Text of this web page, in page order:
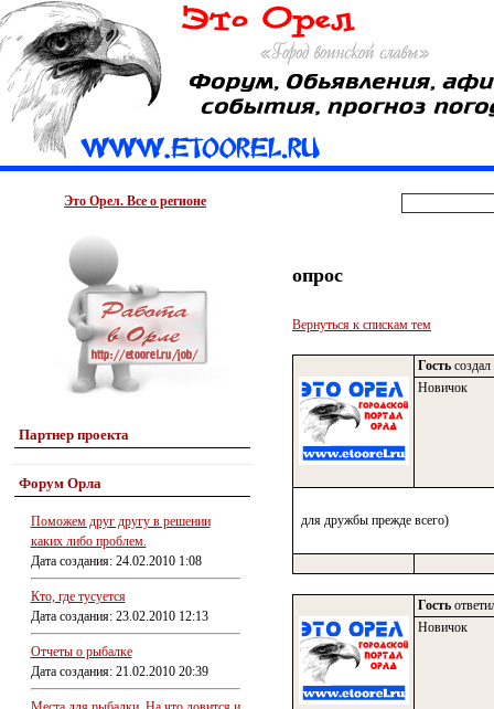
Это Орел. Все о регионе
Партнер проекта
Форум Орла
Поможем друг другу в решении
каких либо проблем.
Дата создания: 24.02.2010 1:08
Кто, где тусуется
Дата создания: 23.02.2010 12:13
Отчеты о рыбалке
Дата создания: 21.02.2010 20:39
опрос
Вернуться к спискам тем
Гость
Новичок
для дружбы прежде всего)
Гость
Новичок